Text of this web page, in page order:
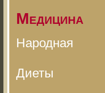
Медицина
Народная
Диеты